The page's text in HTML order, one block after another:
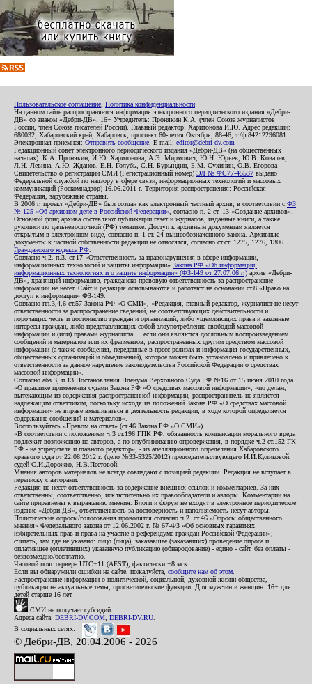
Пользовательское соглашение Политика конфиденциальности
На данном сайте распространяется информация электронного периодического издания «Дебри-
ДВ» со знаком «Дебри-ДВ». 16+ Учредитель: Пронякин К.А. (член Союза журналистов
России, член Союза писателей России). Главный редактор: Харитонова И.Ю. Адрес редакции:
680032, Хабаровский край, Хабаровск, проспект 60-летия Октября, 88-46, т./ф.84212296081.
Электронная приемная: Отправить сообщение . E-mail: editor@debri-dv.com
Редакционный совет электронного периодического издания «Дебри-ДВ» (на общественных
началах): К.А. Пронякин, И.Ю. Харитонова, А.Э. Мирмович, Ю.Н. Юрьев, Ю.В. Ковалев,
Л.Н. Левина, А.Ю. Жданов, Е.Н. Голубь, С.Н. Бурындин, Б.М. Сухинин, О.В. Егорова
Свидетельство о регистрации СМИ (Регистрационный номер) ЭЛ № ФС77-45537 выдано
Федеральной службой по надзору в сфере связи, информационных технологий и массовых
коммуникаций (Роскомнадзор) 16.06.2011 г. Территория распространения: Российская
Федерация, зарубежные страны.
В 2006 г. проект «Дебри-ДВ» был создан как электронный частный архив, в соответствии с ФЗ
№ 125 «Об архивном деле в Российской Федерации» , согласно п. 2 ст. 13 «Создание архивов».
Основной фонд архива составляют публикации газет и журналов, изданные книги, а также
рукописи по дальневосточной (РФ) тематике. Доступ к архивным документам является
открытым в электронном виде, согласно п. 1 ст. 24 вышеобозначенного закона. Архивные
документы к частной собственности редакции не относятся, согласно ст.ст. 1275, 1276, 1306
Гражданского кодекса РФ
Согласно ч.2. п.3. ст.17 «Ответственность за правонарушения в сфере информации,
информационных технологий и защиты информации» Закона РФ «Об информации,
информационных технологиях и о защите информации» (ФЗ-149 от 27.07.06 г.) архив «Дебри-
ДВ», хранящий информацию, гражданско-правовую ответственность за распространение
информации не несет. Сайт и редакция основываются и работают на основании ст.8 «Право на
доступ к информации» ФЗ-149.
Согласно пп.3,4,6 ст.57 Закона РФ «О СМИ», «Редакция, главный редактор, журналист не несут
ответственности за распространение сведений, не соответствующих действительности и
порочащих честь и достоинство граждан и организаций, либо ущемляющих права и законные
интересы граждан, либо представляющих собой злоупотребление свободой массовой
информации и (или) правами журналиста: ...если они являются дословным воспроизведением
сообщений и материалов или их фрагментов, распространенных другим средством массовой
информации (а также сообщения, переданные в пресс-релизах и информация государственных,
общественных организаций и объединений), которое может быть установлено и привлечено к
ответственности за данное нарушение законодательства Российской Федерации о средствах
массовой информации».
Согласно абз.3, п.13 Постановления Пленума Верховного Суда РФ №16 от 15 июня 2010 года
«О практике применения судами Закона РФ «О средствах массовой информации», «по делам,
вытекающим из содержания распространенной информации, распространитель не является
надлежащим ответчиком, поскольку исходя из положений Закона РФ «О средствах массовой
информации» не вправе вмешиваться в деятельность редакции, в ходе которой определяется
содержание сообщений и материалов».
Воспользуйтесь «Правом на ответ» (ст.46 Закона РФ «О СМИ»).
«В соответствии с положением ч.3 ст.196 ГПК РФ, обязанность компенсации морального вреда
подлежит возложению на авторов, а по опубликованию опровержения, в порядке ч.2 ст.152 ГК
РФ - на учредителя и главного редактор», - из апелляционного определения Хабаровского
краевого суда от 22.08.2012 г. (дело №33-5325/2012) председательствующего И.И.Куликовой,
судей С.И.Дорожко, Н.В.Пестовой.
Мнения авторов материалов не всегда совпадают с позицией редакции. Редакция не вступает в
переписку с авторами.
Редакция не несет ответственность за содержание внешних ссылок и комментариев. За них
ответственны, соответственно, исключительно их правообладатели и авторы. Комментарии на
сайте приравнены к выражению мнения. Блоги и форум не входят в электронное периодическое
издание «Дебри-ДВ», ответственность за достоверность и наполняемость несут авторы.
Политические опросы/голосования проводятся согласно ч.2. ст.46 «Опросы общественного
мнения» Федерального закона от 12.06.2002 г. № 67-ФЗ «Об основных гарантиях
избирательных прав и права на участие в референдуме граждан Российской Федерации»;
считать, там где не указано: лицо (лица), заказавшее (заказавших) проведение опроса и
оплатившее (оплативших) указанную публикацию (обнародование) - едино - сайт, без оплаты -
безвозмездно/бесплатно.
Часовой пояс сервера UTC+11 (AEST), фактически +8 мск.
Если вы обнаружили ошибки на сайте, пожалуйста, сообщите нам об этом
Распространение информации о политической, социальной, духовной жизни общества,
публикации на актуальные темы, просветительские функции. Для мужчин и женщин. 16+ для
детей старше 16 лет.
СМИ не получает субсидий.
Адреса сайта: DEBRI-DV.COM DEBRI-DV.RU
В социальных сетях:
© Дебри-ДВ, 20.04.2006 - 2026